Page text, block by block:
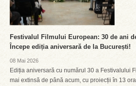
Festivalul Filmului European: 30 de ani
Începe ediția aniversară de la București!
08 Mai 2026
Ediția aniversară cu numărul 30 a Festivalului
mai extinsă de până acum, cu proiecții în 13